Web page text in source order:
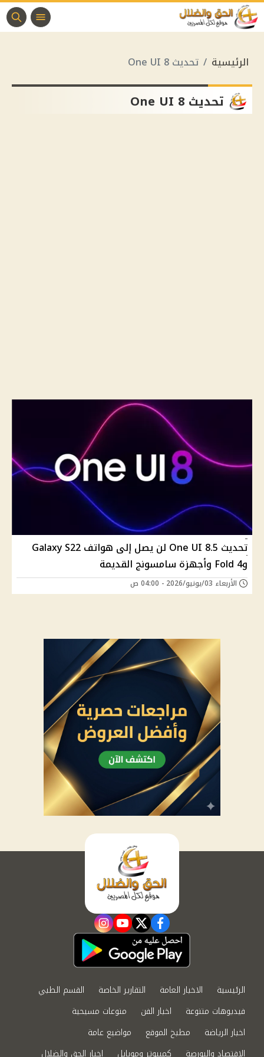
الرئيسية تحديث One UI 8
تحديث One UI 8
تحديث One UI 8.5 لن يصل إلى هواتف Galaxy S22
وFold 4 وأجهزة سامسونج القديمة
الأربعاء 03/يونيو/2026 - 04:00 ص
facebook
twitter
youtube
instagram
الرئيسية الاخبار العامة التقارير الخاصة
القسم الطبي
فيديوهات متنوعة
اخبار الفن
منوعات مسيحية
اخبار الرياضة
مطبخ الموقع
مواضيع عامة
الاقتصاد والبورصة
كمبيوتر وموبايل اخبار الحق والضلال